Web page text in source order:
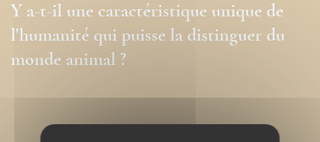
Y a-t-il une caractéristique unique de
l'humanité qui puisse la distinguer du
monde animal ?